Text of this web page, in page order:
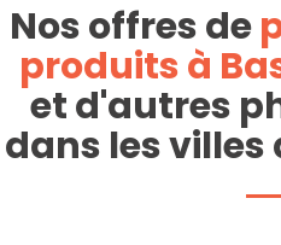
Nos offres de
produits à
et d'autres
dans les